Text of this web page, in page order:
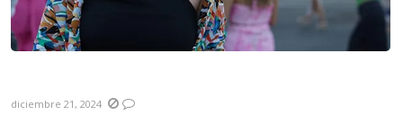
diciembre 21, 2024